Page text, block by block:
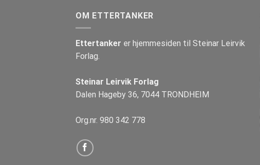
OM ETTERTANKER
Ettertanker er hjemmesiden til Steinar Leirvik
Forlag.
Steinar Leirvik Forlag
Dalen Hageby 36, 7044 TRONDHEIM
Org.nr. 980 342 778